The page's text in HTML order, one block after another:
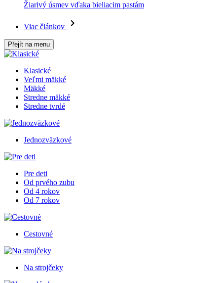
Žiarivý úsmev vďaka bieliacim pastám
Viac článkov
Přejít na menu
Klasické
Veľmi mäkké
Mäkké
Stredne mäkké
Stredne tvrdé
Jednozväzkové
Pre deti
Od prvého zubu
Od 4 rokov
Od 7 rokov
Cestovné
Na strojčeky